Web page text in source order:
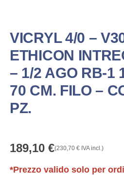
VICRYL 4/0 –
ETHICON
– 1/2 AGO RB-1
70 CM. FILO –
PZ.
189,10 €(230,70 € IVA incl.)
*Prezzo valido solo per